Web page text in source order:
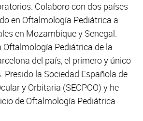
Colaboro con dos países
en Oftalmología Pediátrica a
en Mozambique y Senegal.
Oftalmología Pediátrica de la
del país, el primero y único
Presido la Sociedad Española de
y Orbitaria (SECPOO) y he
de Oftalmología Pediátrica